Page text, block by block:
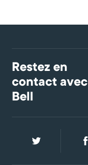
Restez en
contact avec
Bell